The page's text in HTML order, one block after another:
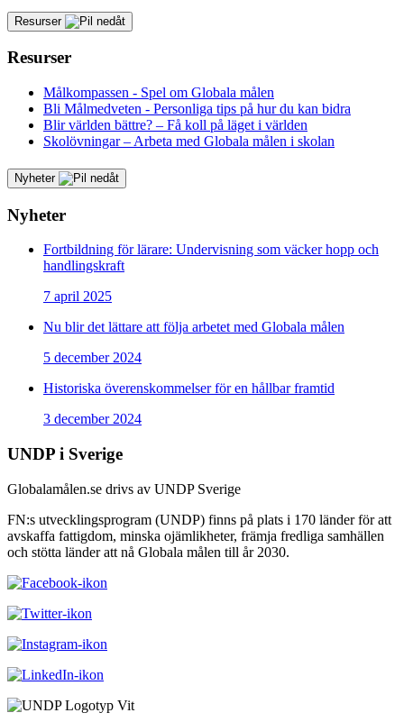
Resurser
Resurser
Målkompassen - Spel om Globala målen
Bli Målmedveten - Personliga tips på hur du kan bidra
Blir världen bättre? – Få koll på läget i världen
Skolövningar – Arbeta med Globala målen i skolan
Nyheter
Nyheter
Fortbildning för lärare: Undervisning som väcker hopp och
handlingskraft
7 april 2025
Nu blir det lättare att följa arbetet med Globala målen
5 december 2024
Historiska överenskommelser för en hållbar framtid
3 december 2024
UNDP i Sverige
Globalamålen.se drivs av UNDP Sverige
FN:s utvecklingsprogram (UNDP) finns på plats i 170 länder för att
avskaffa fattigdom, minska ojämlikheter, främja fredliga samhällen
och stötta länder att nå Globala målen till år 2030.